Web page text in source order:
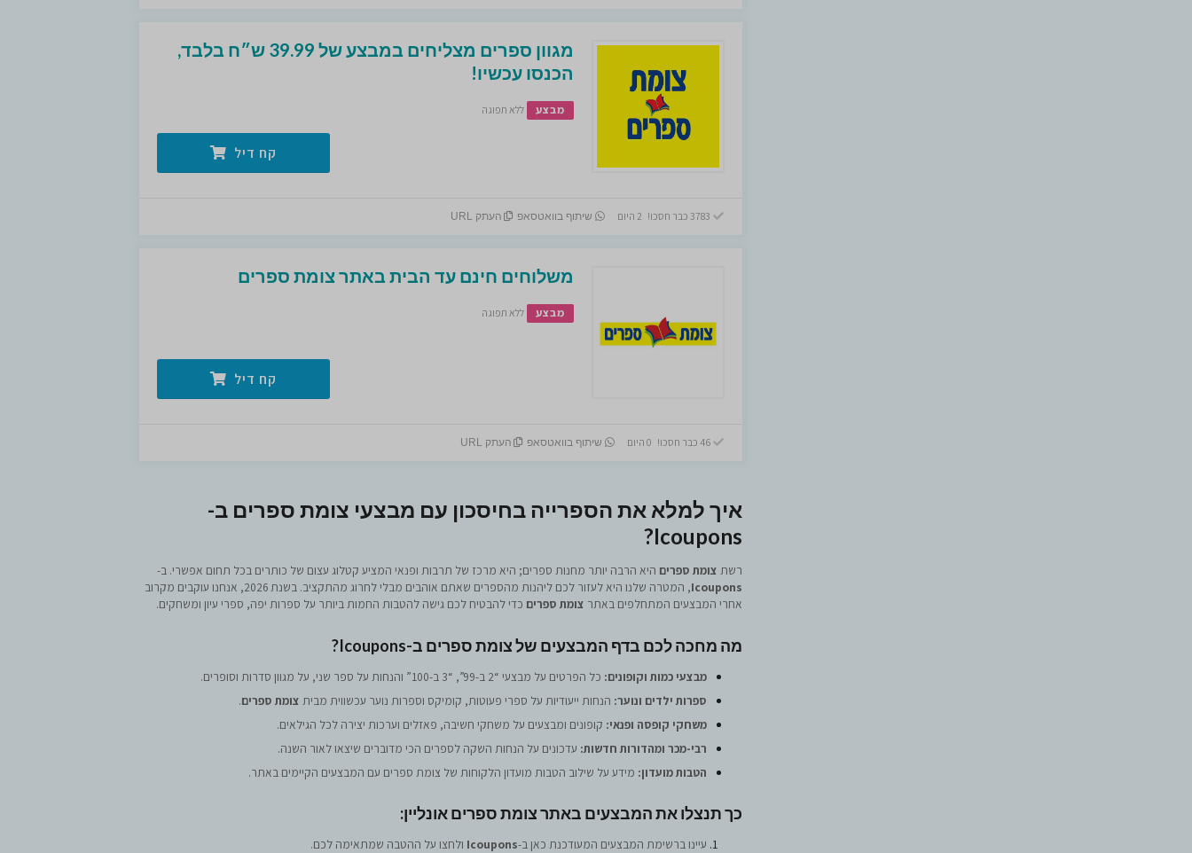
מגוון ספרים מצליחים במבצע של 39.99 ש״ח בלבד,
הכנסו עכשיו!
מבצע ללא תפוגה
קח דיל
שיתוף בוואטסאפ העתק URL
משלוחים חינם עד הבית באתר צומת ספרים
מבצע ללא תפוגה
קח דיל
46 כבר חסכו! 0 היום שיתוף בוואטסאפ העתק URL
איך למלא את הספרייה בחיסכון עם מבצעי צומת ספרים ב-
Icoupons?
רשת צומת ספרים היא הרבה יותר מחנות ספרים; היא מרכז של תרבות ופנאי המציע קטלוג עצום של כותרים בכל תחום אפשרי. ב-
Icoupons
, המטרה שלנו היא לעזור לכם ליהנות מהספרים שאתם אוהבים מבלי לחרוג מהתקציב. בשנת 2026, אנחנו עוקבים מקרוב
אחרי המבצעים המתחלפים באתר צומת ספרים כדי להבטיח לכם גישה להטבות החמות ביותר על ספרות יפה, ספרי עיון ומשחקים.
מה מחכה לכם בדף המבצעים של צומת ספרים ב-Icoupons?
מבצעי כמות וקופונים: כל הפרטים על מבצעי “2 ב-99”, “3 ב-100” והנחות על ספר שני, על מגוון סדרות וסופרים.
ספרות ילדים ונוער: הנחות ייעודיות על ספרי פעוטות, קומיקס וספרות נוער עכשווית מבית צומת ספרים.
משחקי קופסה ופנאי: קופונים ומבצעים על משחקי חשיבה, פאזלים וערכות יצירה לכל הגילאים.
רבי-מכר ומהדורות חדשות: עדכונים על הנחות השקה לספרים הכי מדוברים שיצאו לאור השנה.
הטבות מועדון: מידע על שילוב הטבות מועדון הלקוחות של צומת ספרים עם המבצעים הקיימים באתר.
כך תנצלו את המבצעים באתר צומת ספרים אונליין:
עיינו ברשימת המבצעים המעודכנת כאן ב-Icoupons ולחצו על ההטבה שמתאימה לכם.